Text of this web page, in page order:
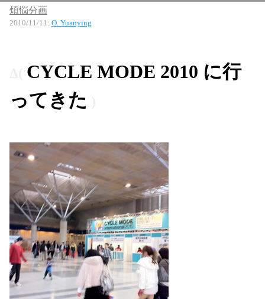
煩悩分画
2010/11/11: O. Yuanying
CYCLE MODE 2010 に行
ってきた